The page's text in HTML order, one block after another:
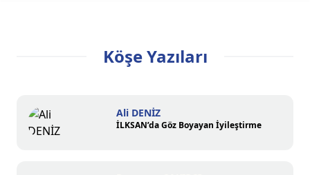
Köşe Yazıları
Ali DENİZ
İLKSAN’da Göz Boyayan İyileştirme